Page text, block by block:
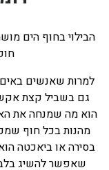
הבילוי בחוף הים
למרות שאנשים
גם בשביל קצת
הוא מה שמנחה את
מהנות בכל חוף
בסירה או ביאכטה
שאפשר להשיג